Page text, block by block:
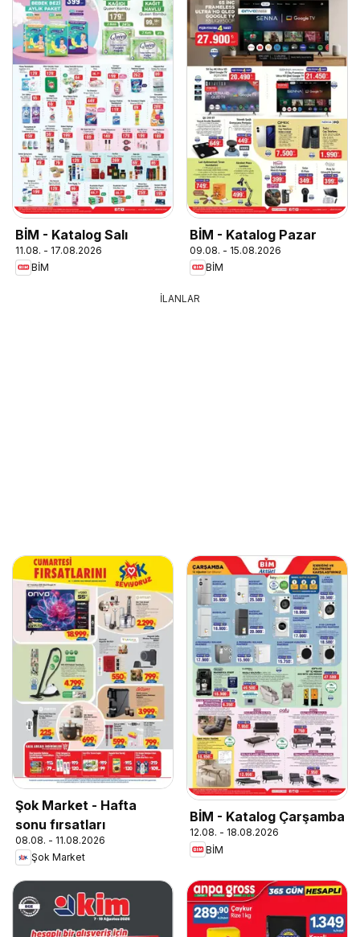
BİM - Katalog Salı
11.08. - 17.08.2026
BİM
BİM - Katalog Pazar
09.08. - 15.08.2026
BİM
İLANLAR
Şok Market - Hafta
sonu fırsatları
08.08. - 11.08.2026
Şok Market
BİM - Katalog Çarşamba
12.08. - 18.08.2026
BİM